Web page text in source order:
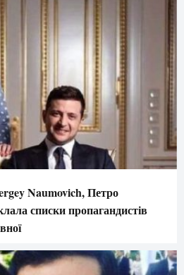
Naumovich, Петро
списки пропагандистів